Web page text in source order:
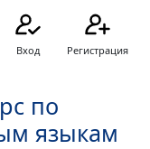
Вход Регистрация
по
языкам